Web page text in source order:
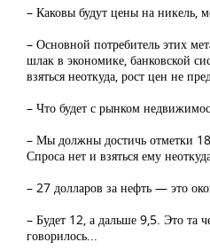
– Каковы будут цены на никель,
– Основной потребитель этих
шлак в экономике, банковской
взяться неоткуда, рост цен не
– Что будет с рынком
– Мы должны достичь отметки
Спроса нет и взяться ему
– 27 долларов за нефть — это
– Будет 12, а дальше 9,5. Это та
говорилось...